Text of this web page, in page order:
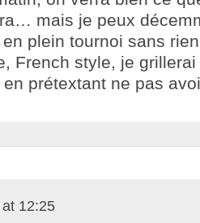
mais je peux
plein tournoi sans
French style, je
en prétextant ne pas
12:25